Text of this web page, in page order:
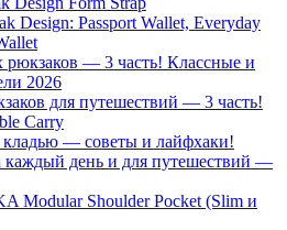
Design: Passport Wallet, Everyday
рюкзаков — 3 часть! Классные и
2026
для путешествий — 3 часть!
Carry
кладью — советы и лайфхаки!
каждый день и для путешествий —
Modular Shoulder Pocket (Slim и